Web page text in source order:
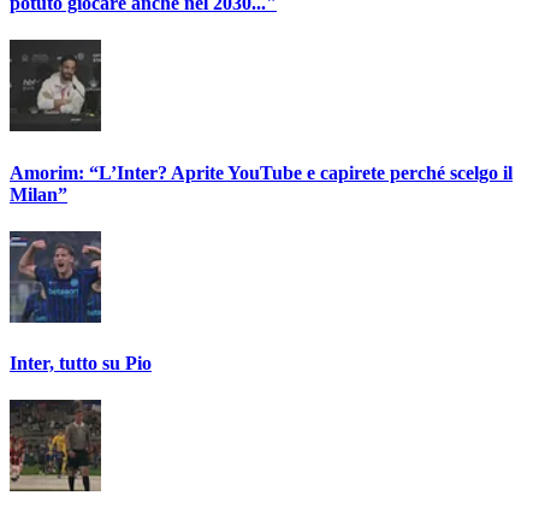
Amorim: “L’Inter? Aprite YouTube e capirete perché scelgo il
Milan”
Inter, tutto su Pio